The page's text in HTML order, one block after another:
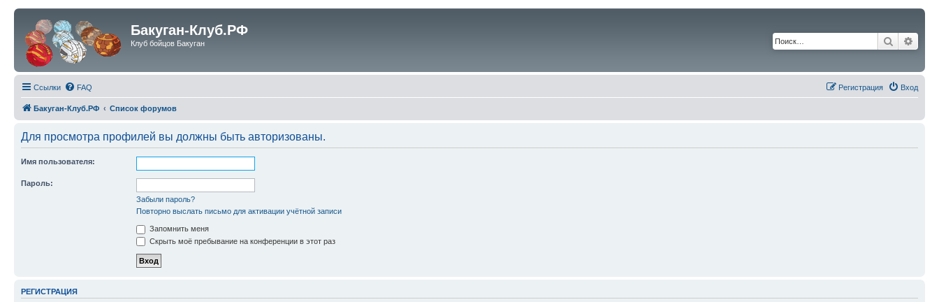
Бакуган-Клуб.РФ
Клуб бойцов Бакуган Поиск
Ссылки FAQ Вход
Регистрация
Бакуган-Клуб.РФ Список форумов
Для просмотра профилей вы должны быть авторизованы.
Имя пользователя:
Пароль:
Забыли пароль?
Повторно выслать письмо для активации учётной записи
Запомнить меня
Скрыть моё пребывание на конференции в этот раз
РЕГИСТРАЦИЯ